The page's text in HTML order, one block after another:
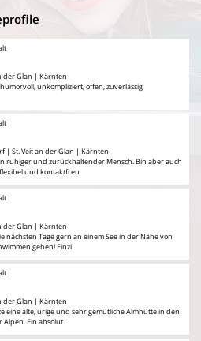
der Glan | Kärnten
unkompliziert, offen, zuverlässig
| St. Veit an der Glan | Kärnten
ruhiger und zurückhaltender Mensch. Bin aber auch
und kontaktfreu
der Glan | Kärnten
nächsten Tage gern an einem See in der Nähe von
gehen! Einzi
der Glan | Kärnten
eine alte, urige und sehr gemütliche Almhütte in den
Alpen. Ein absolut